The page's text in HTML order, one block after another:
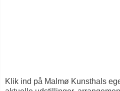
Klik ind på Malmø Kunsthals